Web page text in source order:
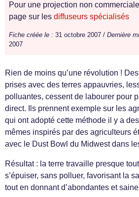
Pour une projection non
page sur les diffuseurs spécialisés
Fiche créée le : 31 octobre 2007 / Dernière
2007
Rien de moins qu’une révolution !
prises avec des terres appauvries,
polluantes, cessent de labourer pour
direct. Ils prennent exemple sur les
qui ont adopté cette méthode il y a
mêmes inspirés par des agriculteurs
avec le Dust Bowl du Midwest dans
Résultat : la terre travaille presque
s’épuiser, sans polluer, favorisant la
tout en donnant d’abondantes et